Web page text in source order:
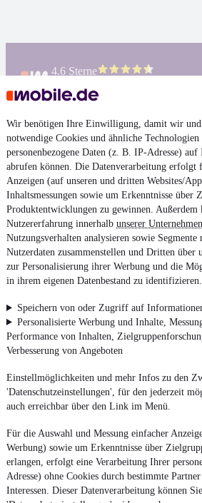
Wir benötigen Ihre Einwilligung, damit wir und
notwendige Cookies und ähnliche Technologien
personenbezogene Daten (z. B. IP-Adresse)
abrufen können. Die Datenverarbeitung erfolgt
Anzeigen (auf unseren und dritten Websites/
Inhaltsmessungen sowie um Erkenntnisse über
Produktentwicklungen zu gewinnen.
Nutzererfahrung innerhalb unserer
Nutzungsverhalten analysieren sowie
Nutzerdaten zusammenstellen und Dritten über
zur Personalisierung ihrer Werbung und die
in ihrem eigenen Datenbestand zu identifizieren.
Speichern von oder Zugriff auf
Personalisierte Werbung und Inhalte,
Performance von Inhalten,
Verbesserung von Angeboten
Einstellmöglichkeiten und mehr Infos zu den
'Datenschutzeinstellungen', für den jederzeit
auch erreichbar über den Link im Menü.
Für die Auswahl und Messung einfacher
Werbung) sowie um Erkenntnisse über
erlangen, erfolgt eine Verarbeitung Ihrer
Adresse) ohne Cookies durch bestimmte
Interessen. Dieser Datenverarbeitung können
4.6 Sterne
Impressum
AGB
Vertrag widerrufen
Datenschutz
Datenschutzeinstellungen
Erklärung zur Barrierefreiheit
Report Security Vulnerability (English)
Von Auto verkaufenüberE-Bikes